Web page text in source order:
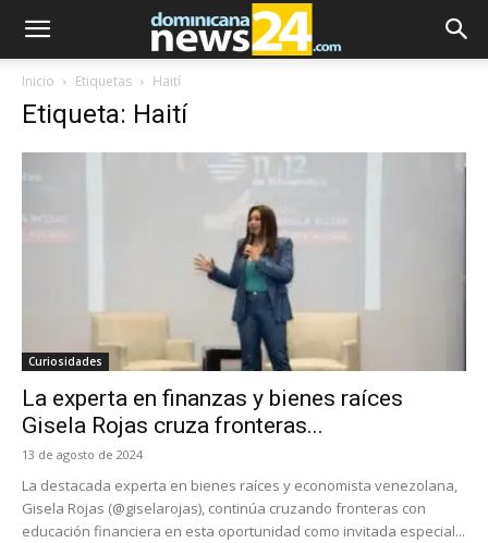
Inicio Etiquetas Haití
Etiqueta: Haití
Curiosidades
La experta en finanzas y bienes raíces
Gisela Rojas cruza fronteras...
13 de agosto de 2024
La destacada experta en bienes raíces y economista venezolana,
Gisela Rojas (@giselarojas), continúa cruzando fronteras con
educación financiera en esta oportunidad como invitada especial...